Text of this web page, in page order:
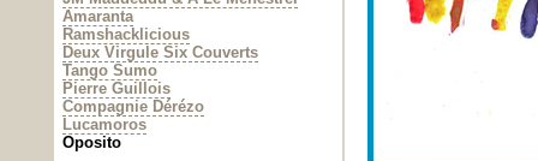
Amaranta
Ramshacklicious
Deux Virgule Six Couverts
Tango Sumo
Pierre Guillois
Compagnie Dérézo
Lucamoros
Oposito